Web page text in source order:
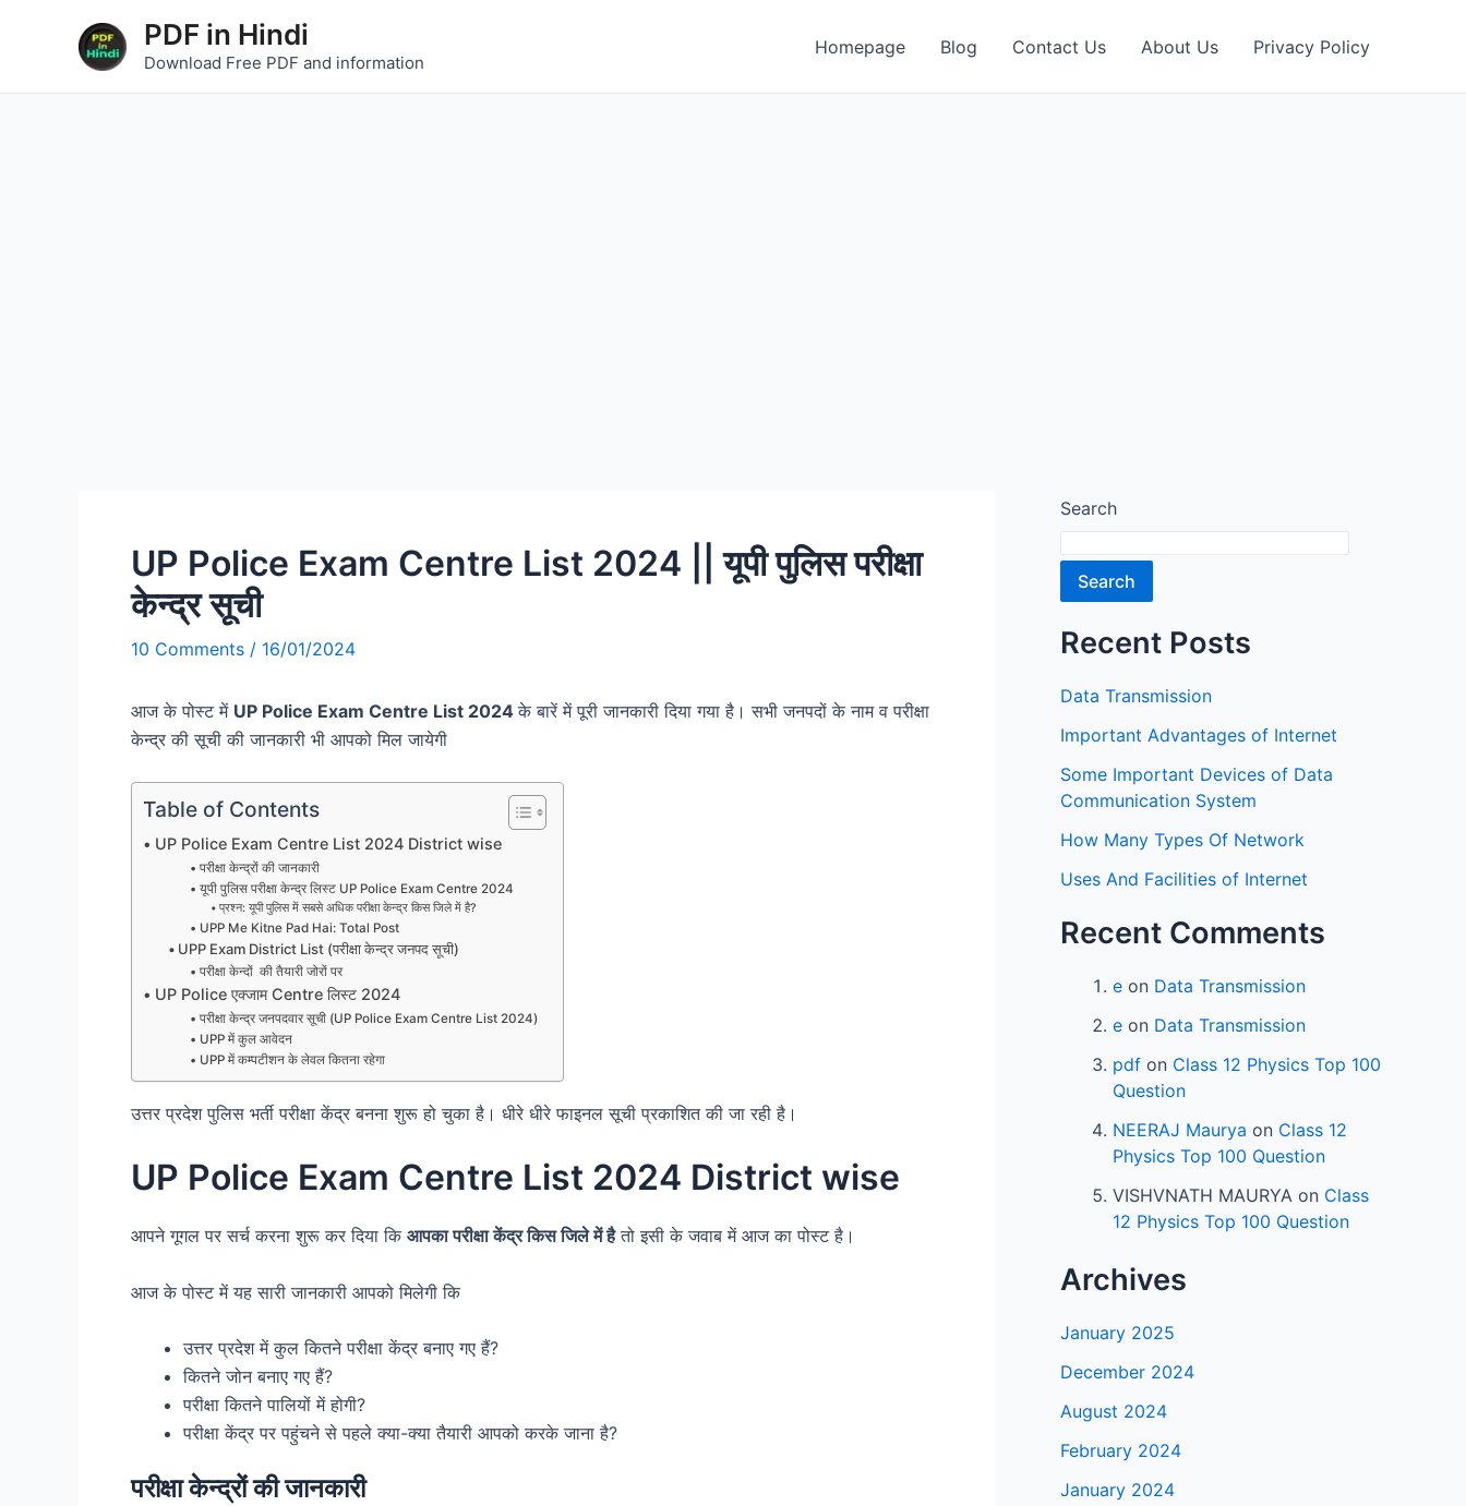
PDF in Hindi
Download Free PDF and information
Homepage Blog Contact Us About Us Privacy Policy
UP Police Exam Centre List 2024 || यूपी पुलिस परीक्षा
केन्द्र सूची
10 Comments / 16/01/2024
आज के पोस्ट में UP Police Exam Centre List 2024के बारें में पूरी जानकारी दिया गया है। सभी जनपदों के नाम व परीक्षा
केन्द्र की सूची की जानकारी भी आपको मिल जायेगी
Table of Contents
UP Police Exam Centre List 2024 District wise
परीक्षा केन्द्रों की जानकारी
यूपी पुलिस परीक्षा केन्द्र लिस्ट UP Police Exam Centre 2024
प्रश्न: यूपी पुलिस में सबसे अधिक परीक्षा केन्द्र किस जिले में है?
UPP Me Kitne Pad Hai: Total Post
UPP Exam District List (परीक्षा केन्द्र जनपद सूची)
परीक्षा केन्दों की तैयारी जोरों पर
UP Police एक्जाम Centre लिस्ट 2024
परीक्षा केन्द्र जनपदवार सूची (UP Police Exam Centre List 2024)
UPP में कुल आवेदन
UPP में कम्पटीशन के लेवल कितना रहेगा
उत्तर प्रदेश पुलिस भर्ती परीक्षा केंद्र बनना शुरू हो चुका है। धीरे धीरे फाइनल सूची प्रकाशित की जा रही है।
UP Police Exam Centre List 2024 District wise
आपने गूगल पर सर्च करना शुरू कर दिया कि आपका परीक्षा केंद्र किस जिले में हैतो इसी के जवाब में आज का पोस्ट है।
आज के पोस्ट में यह सारी जानकारी आपको मिलेगी कि
उत्तर प्रदेश में कुल कितने परीक्षा केंद्र बनाए गए हैं?
कितने जोन बनाए गए हैं?
परीक्षा कितने पालियों में होगी?
परीक्षा केंद्र पर पहुंचने से पहले क्या-क्या तैयारी आपको करके जाना है?
परीक्षा केन्द्रों की जानकारी
navigation
Search
Search
Recent Posts
Data Transmission
Important Advantages of Internet
Some Important Devices of Data
Communication System
How Many Types Of Network
Uses And Facilities of Internet
Recent Comments
e on Data Transmission
e on Data Transmission
pdf on Class 12 Physics Top 100
Question
NEERAJ Maurya on Class 12
Physics Top 100 Question
VISHVNATH MAURYA on Class
12 Physics Top 100 Question
Archives
January 2025
December 2024
August 2024
February 2024
January 2024